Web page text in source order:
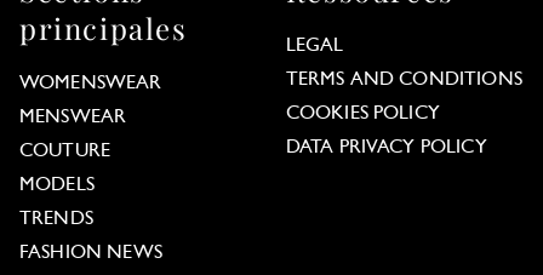
principales
WOMENSWEAR
MENSWEAR
COUTURE
MODELS
TRENDS
FASHION NEWS
LEGAL
TERMS AND CONDITIONS
COOKIES POLICY
DATA PRIVACY POLICY